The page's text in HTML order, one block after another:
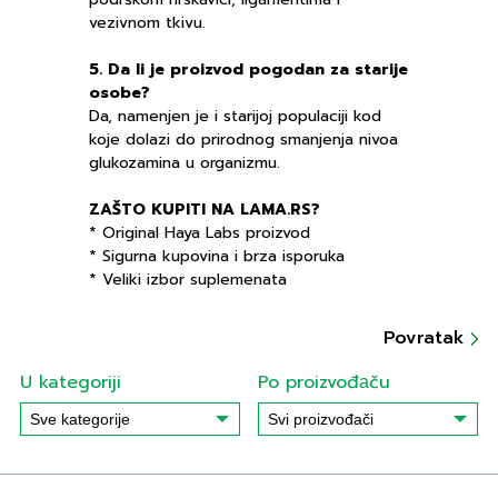
vezivnom tkivu.
5. Da li je proizvod pogodan za starije
osobe?
Da, namenjen je i starijoj populaciji kod
koje dolazi do prirodnog smanjenja nivoa
glukozamina u organizmu.
ZAŠTO KUPITI NA LAMA.RS?
* Original Haya Labs proizvod
* Sigurna kupovina i brza isporuka
* Veliki izbor suplemenata
Povratak
U kategoriji
Po proizvođаču